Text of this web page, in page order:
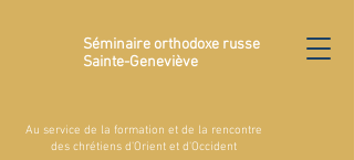
Séminaire orthodoxe russe
Sainte-Geneviève
Au service de la formation et de la rencontre
des chrétiens d'Orient et d'Occident